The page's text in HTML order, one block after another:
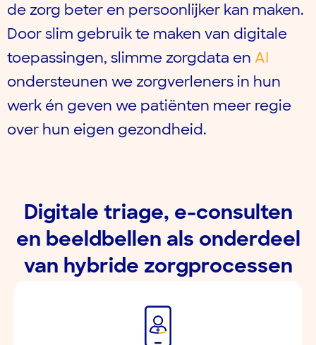
de zorg beter en persoonlijker kan maken.
Door slim gebruik te maken van digitale
toepassingen, slimme zorgdata en AI
ondersteunen we zorgverleners in hun
werk én geven we patiënten meer regie
over hun eigen gezondheid.
Digitale triage, e-consulten
en beeldbellen als onderdeel
van hybride zorgprocessen